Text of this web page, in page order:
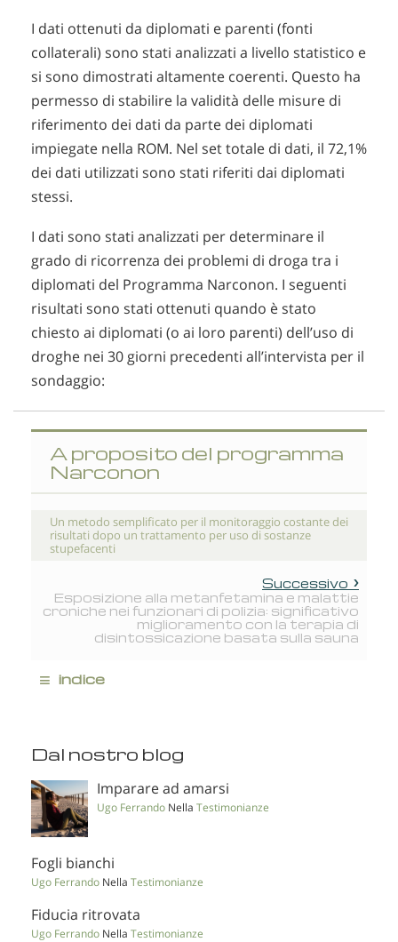
I dati ottenuti da diplomati e parenti (fonti
collaterali) sono stati analizzati a livello statistico e
si sono dimostrati altamente coerenti. Questo ha
permesso di stabilire la validità delle misure di
riferimento dei dati da parte dei diplomati
impiegate nella ROM. Nel set totale di dati, il 72,1%
dei dati utilizzati sono stati riferiti dai diplomati
stessi.
I dati sono stati analizzati per determinare il
grado di ricorrenza dei problemi di droga tra i
diplomati del Programma Narconon. I seguenti
risultati sono stati ottenuti quando è stato
chiesto ai diplomati (o ai loro parenti) dell’uso di
droghe nei 30 giorni precedenti all’intervista per il
sondaggio:
A proposito del programma
Narconon
Un metodo semplificato per il monitoraggio costante dei
risultati dopo un trattamento per uso di sostanze
stupefacenti
Successivo
Esposizione alla metanfetamina e malattie
croniche nei funzionari di polizia: significativo
miglioramento con la terapia di
disintossicazione basata sulla sauna
≡ indice
Dal nostro blog
Imparare ad amarsi
Ugo Ferrando Nella Testimonianze
Fogli bianchi
Ugo Ferrando Nella Testimonianze
Fiducia ritrovata
Ugo Ferrando Nella Testimonianze